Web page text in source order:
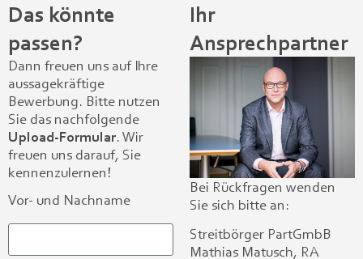
Das könnte
passen?
Dann freuen uns auf Ihre
aussagekräftige
Bewerbung. Bitte nutzen
Sie das nachfolgende
Upload-Formular. Wir
freuen uns darauf, Sie
kennenzulernen!
Vor- und Nachname
Ihr
Ansprechpartner
Bei Rückfragen wenden
Sie sich bitte an:
Streitbörger PartGmbB
Mathias Matusch, RA